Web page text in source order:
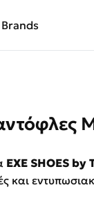
Brands
EXE SHOES by
και